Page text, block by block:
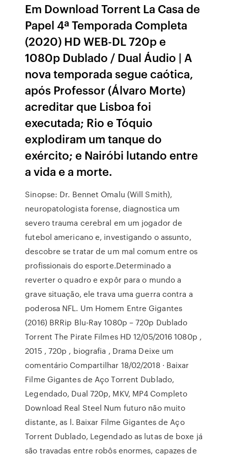
Em Download Torrent La Casa de
Papel 4ª Temporada Completa
(2020) HD WEB-DL 720p e
1080p Dublado / Dual Áudio | A
nova temporada segue caótica,
após Professor (Álvaro Morte)
acreditar que Lisboa foi
executada; Rio e Tóquio
explodiram um tanque do
exército; e Nairóbi lutando entre
a vida e a morte.
Sinopse: Dr. Bennet Omalu (Will Smith),
neuropatologista forense, diagnostica um
severo trauma cerebral em um jogador de
futebol americano e, investigando o assunto,
descobre se tratar de um mal comum entre os
profissionais do esporte.Determinado a
reverter o quadro e expôr para o mundo a
grave situação, ele trava uma guerra contra a
poderosa NFL. Um Homem Entre Gigantes
(2016) BRRip Blu-Ray 1080p – 720p Dublado
Torrent The Pirate Filmes HD 12/05/2016 1080p ,
2015 , 720p , biografia , Drama Deixe um
comentário Compartilhar 18/02/2018 · Baixar
Filme Gigantes de Aço Torrent Dublado,
Legendado, Dual 720p, MKV, MP4 Completo
Download Real Steel Num futuro não muito
distante, as l. Baixar Filme Gigantes de Aço
Torrent Dublado, Legendado as lutas de boxe já
são travadas entre robôs enormes, capazes de